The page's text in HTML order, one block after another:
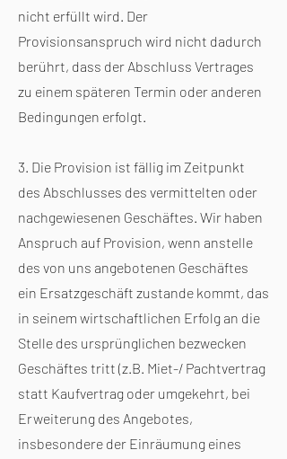
nicht erfüllt wird. Der
Provisionsanspruch wird nicht dadurch
berührt, dass der Abschluss Vertrages
zu einem späteren Termin oder anderen
Bedingungen erfolgt.
3. Die Provision ist fällig im Zeitpunkt
des Abschlusses des vermittelten oder
nachgewiesenen Geschäftes. Wir haben
Anspruch auf Provision, wenn anstelle
des von uns angebotenen Geschäftes
ein Ersatzgeschäft zustande kommt, das
in seinem wirtschaftlichen Erfolg an die
Stelle des ursprünglichen bezwecken
Geschäftes tritt (z.B. Miet-/ Pachtvertrag
statt Kaufvertrag oder umgekehrt, bei
Erweiterung des Angebotes,
insbesondere der Einräumung eines